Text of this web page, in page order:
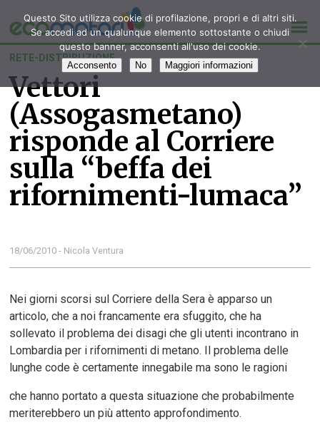
RETE-DISTRIBUZIONE
Vettori
(Assogasmetano)
risponde al Corriere
sulla “beffa dei
rifornimenti-lumaca”
18/06/2010 - Nicola Ventura
Nei giorni scorsi sul Corriere della Sera è apparso un
articolo, che a noi francamente era sfuggito, che ha
sollevato il problema dei disagi che gli utenti incontrano in
Lombardia per i rifornimenti di metano. Il problema delle
lunghe code è certamente innegabile ma sono le ragioni
che hanno portato a questa situazione che probabilmente
meriterebbero un più attento approfondimento.
Questo Sito utilizza cookie di profilazione, propri e di altri siti.
Se accedi ad un qualunque elemento sottostante o chiudi
questo banner, acconsenti all'uso dei cookie.
Acconsento No Maggiori informazioni